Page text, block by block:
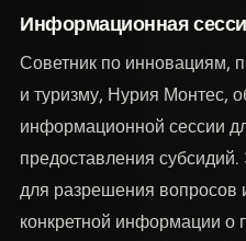
Информационная
Советник по инновациям,
и туризму, Нурия Монтес,
информационной сессии
предоставления
для разрешения вопросов
конкретной информации о